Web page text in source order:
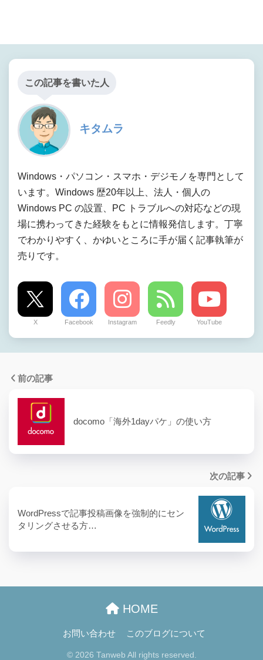
この記事を書いた人
キタムラ
Windows・パソコン・スマホ・デジモノを専門として
います。Windows 歴20年以上、法人・個人の
Windows PC の設置、PC トラブルへの対応などの現
場に携わってきた経験をもとに情報発信します。丁寧
でわかりやすく、かゆいところに手が届く記事執筆が
売りです。
X Facebook Instagram Feedly YouTube
前の記事
docomo「海外1dayパケ」の使い方
次の記事
WordPressで記事投稿画像を強制的にセン
タリングさせる方…
HOME
お問い合わせ このブログについて
© 2026 Tanweb All rights reserved.